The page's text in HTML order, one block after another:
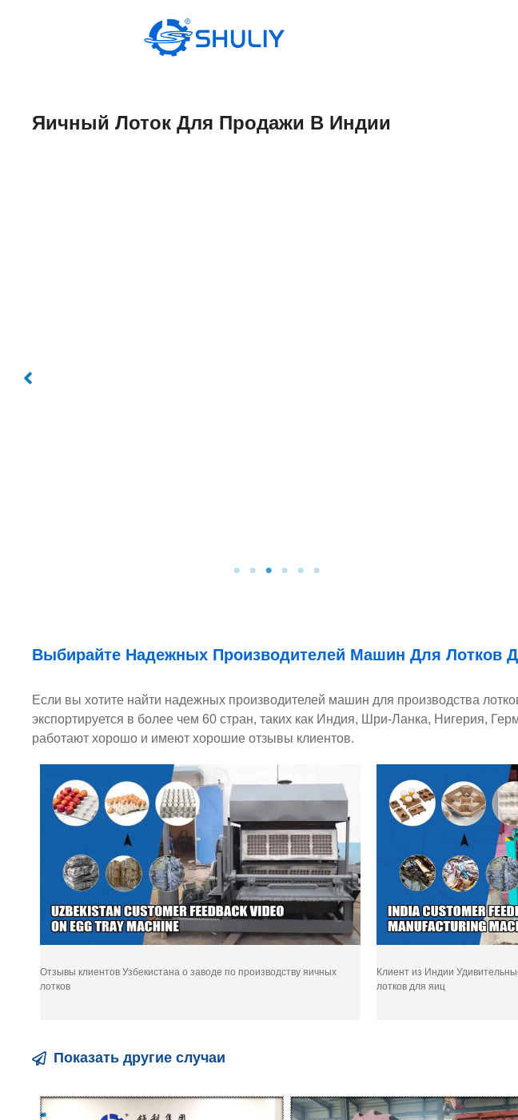
Яичный Лоток Для Продажи В Индии
Выбирайте Надежных Производителей Машин Для Лотков
Если вы хотите найти надежных производителей машин для производства
экспортируется в более чем 60 стран, таких как Индия, Шри-Ланка, Нигерия,
работают хорошо и имеют хорошие отзывы клиентов.
Отзывы клиентов Узбекистана о заводе по производству яичных
лотков
Клиент из Индии
лотков для яиц
Показать другие случаи